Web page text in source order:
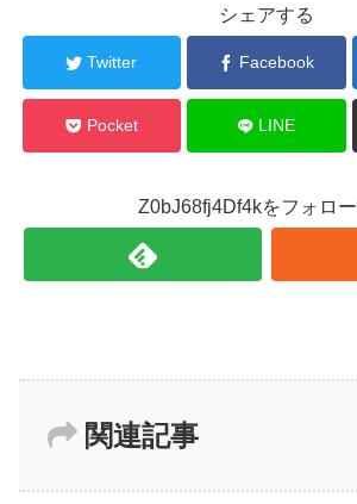
シェアする
Twitter Facebook
Pocket LINE
Z0bJ68fj4Df4kをフォロ
関連記事